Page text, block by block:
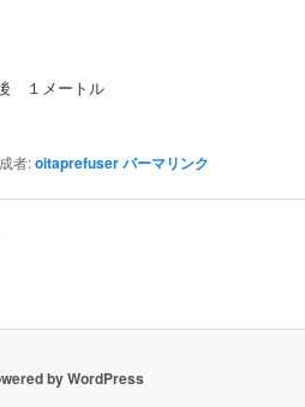
１メートル
者:oitaprefuserパーマリンク
by WordPress